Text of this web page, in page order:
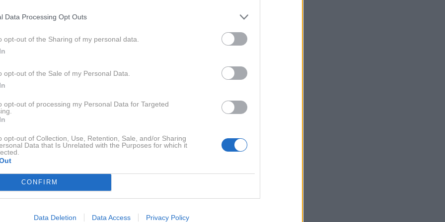
Data Processing Opt Outs
opt-out of the Sharing of my personal data.
opt-out of the Sale of my Personal Data.
opt-out of processing my Personal Data for Targeted
opt-out of Collection, Use, Retention, Sale, and/or Sharing
Data that Is Unrelated with the Purposes for which it
CONFIRM
Data Deletion Data Access Privacy Policy
iz njenega življenja. Eno najpogosteje
je bila pokopana priljubljena princesa?« Ta podatek
kratkim pa se je izvedelo, v kateri toaleti je bila
Po dostopnih informacijah je Diana obleko izbrala sama
bil posebej pri srcu.